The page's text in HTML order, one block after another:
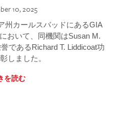
10, 2025
州カールスバッドにあるGIA
おいて、同機関はSusan M.
であるRichard T. Liddicoat功
しました。
を読む